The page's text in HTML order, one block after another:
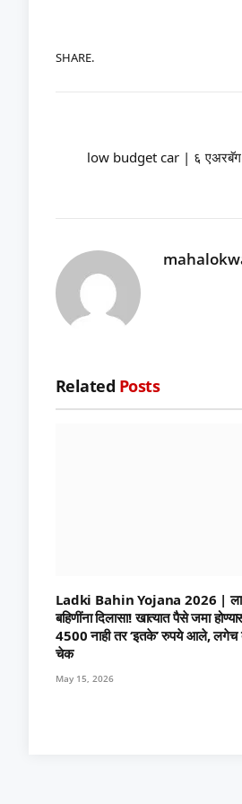
SHARE.
low budget car | ६ एअरबॅग
Related Posts
Ladki Bahin Yojana 2026 |
बहिणींना दिलासा! खात्यात पैसे जमा
4500 नाही तर ‘इतके’ रुपये आले, लगेच
चेक
May 15, 2026